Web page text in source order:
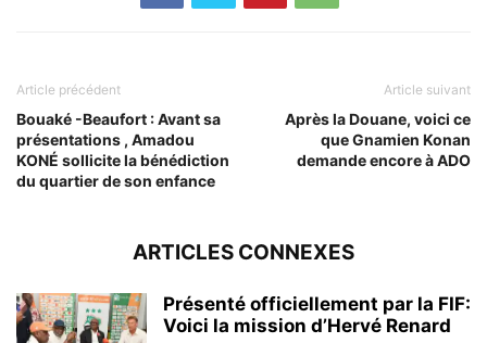
Article précédent
Bouaké -Beaufort : Avant sa
présentations , Amadou
KONÉ sollicite la bénédiction
du quartier de son enfance
Article suivant
Après la Douane, voici ce
que Gnamien Konan
demande encore à ADO
ARTICLES CONNEXES
Présenté officiellement par la FIF:
Voici la mission d’Hervé Renard